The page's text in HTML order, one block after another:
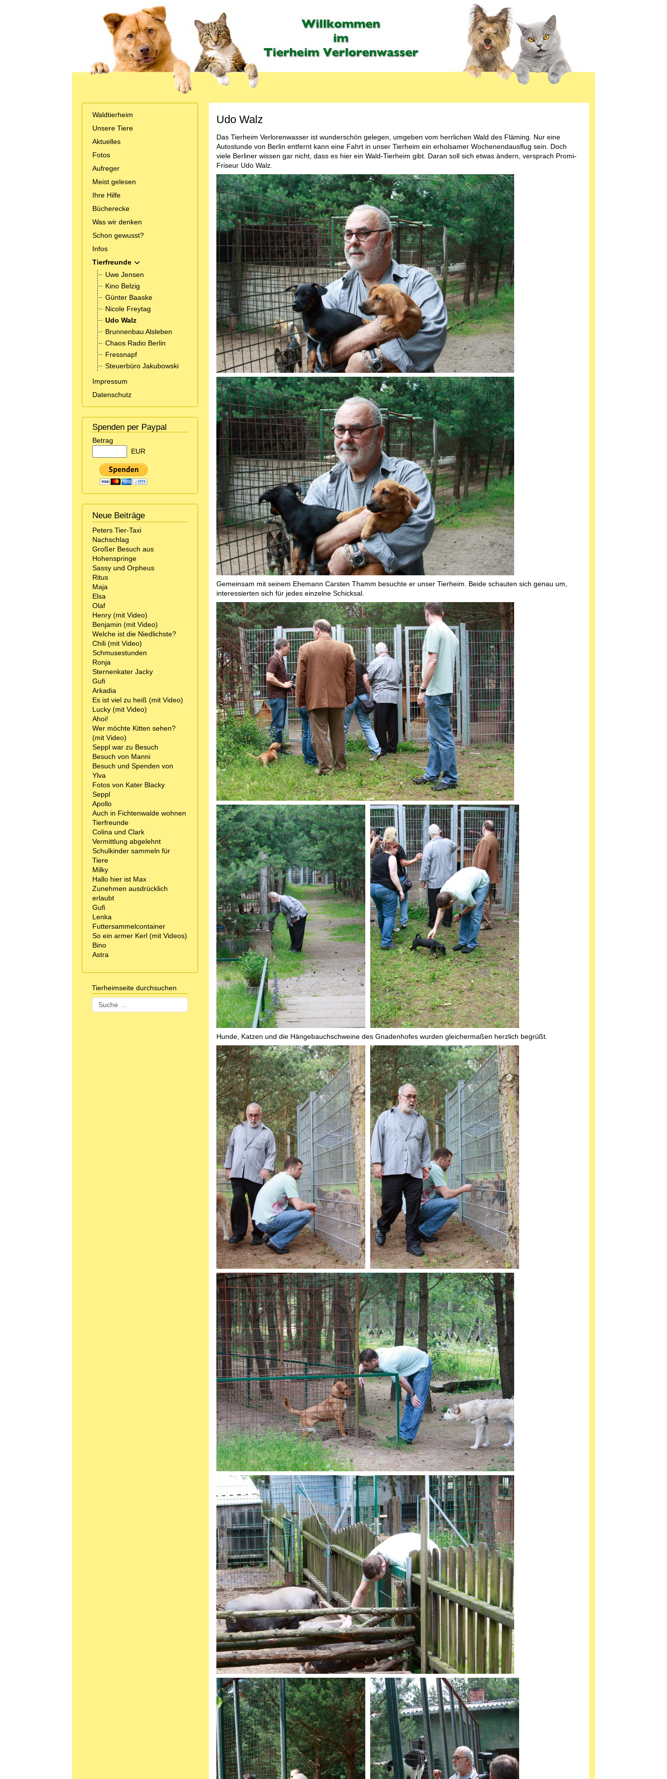
Waldtierheim
Unsere Tiere
Aktuelles
Fotos
Aufreger
Meist gelesen
Ihre Hilfe
Bücherecke
Was wir denken
Schon gewusst?
Infos
Tierfreunde
MOD_MENU_TOGGLE_SUBMENU_LABEL
Uwe Jensen
Kino Belzig
Günter Baaske
Nicole Freytag
Udo Walz
Brunnenbau Alsleben
Chaos Radio Berlin
Fressnapf
Steuerbüro Jakubowski
Impressum
Datenschutz
Spenden per Paypal
Betrag
EUR
Neue Beiträge
Peters Tier-Taxi
Nachschlag
Großer Besuch aus
Hohenspringe
Sassy und Orpheus
Ritus
Maja
Elsa
Olaf
Henry (mit Video)
Benjamin (mit Video)
Welche ist die Niedlichste?
Chili (mit Video)
Schmusestunden
Ronja
Sternenkater Jacky
Gufi
Arkadia
Es ist viel zu heiß (mit Video)
Lucky (mit Video)
Ahoi!
Wer möchte Kitten sehen?
(mit Video)
Seppl war zu Besuch
Besuch von Manni
Besuch und Spenden von
Ylva
Fotos von Kater Blacky
Seppl
Apollo
Auch in Fichtenwalde wohnen
Tierfreunde
Colina und Clark
Vermittlung abgelehnt
Schulkinder sammeln für
Tiere
Milky
Hallo hier ist Max
Zunehmen ausdrücklich
erlaubt
Gufi
Lenka
Futtersammelcontainer
So ein armer Kerl (mit Videos)
Bino
Astra
Tierheimseite durchsuchen
Suchen
Udo Walz
Das Tierheim Verlorenwasser ist wunderschön gelegen, umgeben vom herrlichen Wald des Fläming. Nur eine
Autostunde von Berlin entfernt kann eine Fahrt in unser Tierheim ein erholsamer Wochenendausflug sein. Doch
viele Berliner wissen gar nicht, dass es hier ein Wald-Tierheim gibt. Daran soll sich etwas ändern, versprach Promi-
Friseur Udo Walz.
Gemeinsam mit seinem Ehemann Carsten Thamm besuchte er unser Tierheim. Beide schauten sich genau um,
interessierten sich für jedes einzelne Schicksal.
Hunde, Katzen und die Hängebauchschweine des Gnadenhofes wurden gleichermaßen herzlich begrüßt.